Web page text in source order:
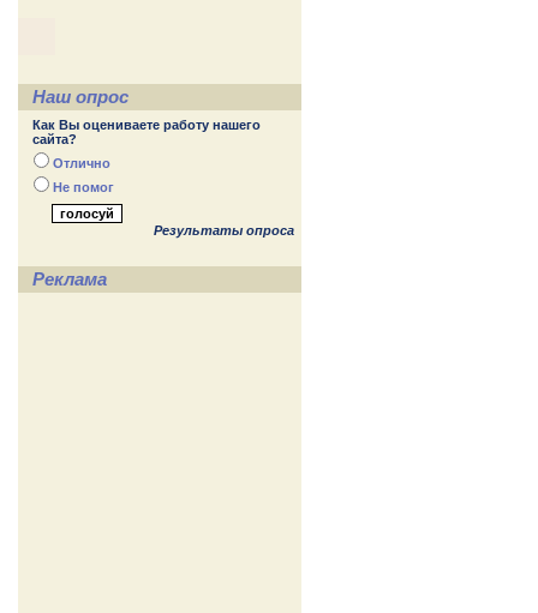
Наш опрос
Как Вы оцениваете работу нашего
сайта?
Отлично
Не помог
Результаты опроса
Реклама